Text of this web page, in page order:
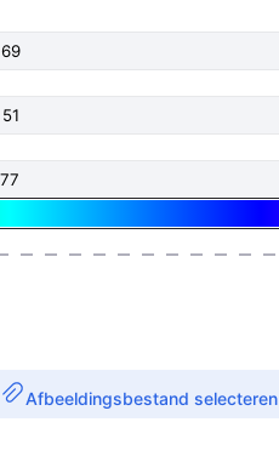
Afbeeldingsbestand selecteren